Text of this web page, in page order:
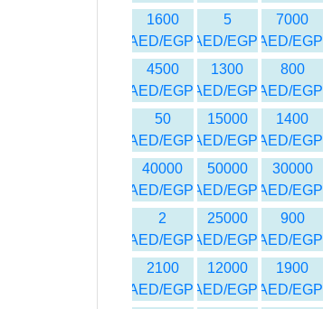
7000
AED/EGP
5
AED/EGP
1600
AED/EGP
800
AED/EGP
1300
AED/EGP
4500
AED/EGP
1400
AED/EGP
15000
AED/EGP
50
AED/EGP
30000
AED/EGP
50000
AED/EGP
40000
AED/EGP
900
AED/EGP
25000
AED/EGP
2
AED/EGP
1900
AED/EGP
12000
AED/EGP
2100
AED/EGP